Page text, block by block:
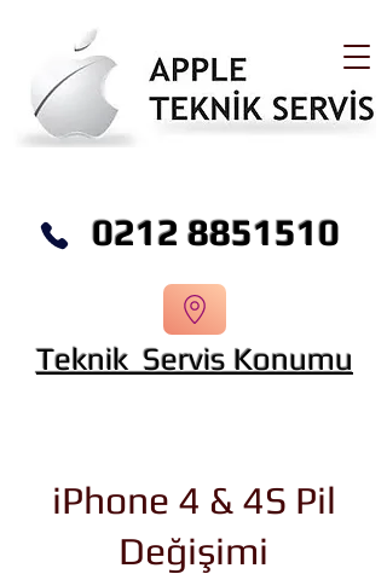
0212 8851510
Teknik Servis Konumu
iPhone 4 & 4S Pil
Değişimi